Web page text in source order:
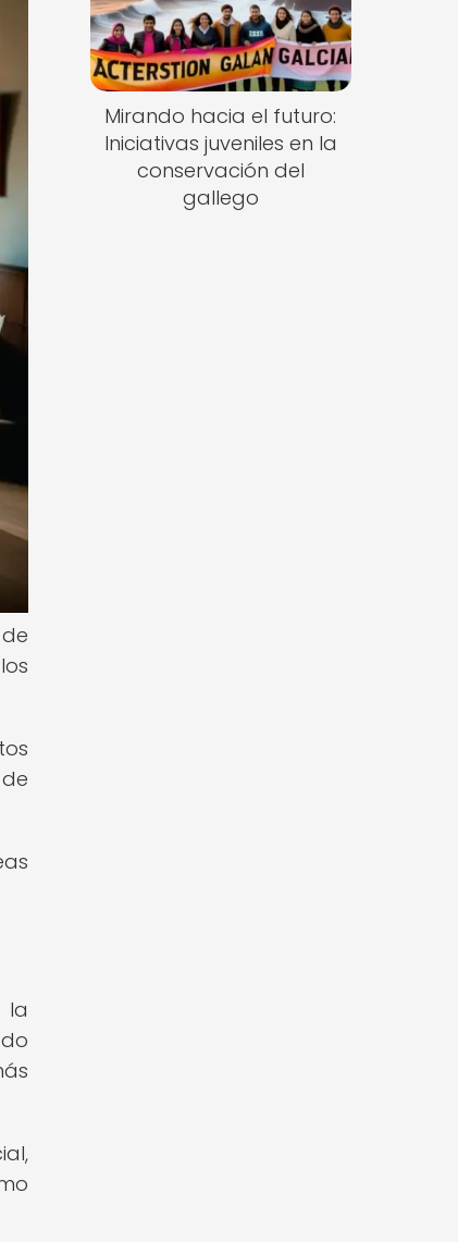
la
Mirando hacia el futuro:
Iniciativas juveniles en la
conservación del
gallego